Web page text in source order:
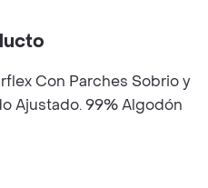
Con Parches Sobrio y
Ajustado. 99% Algodón